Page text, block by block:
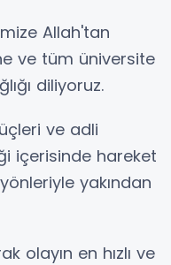
Allah'tan
ve tüm üniversite
diliyoruz.
ve adli
içerisinde hareket
yakından
olayın en hızlı ve